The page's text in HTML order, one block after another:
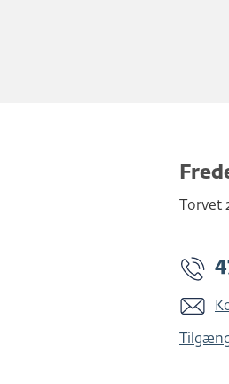
Torvet